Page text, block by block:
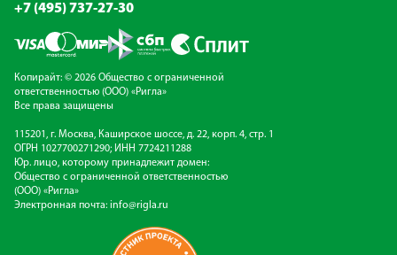
+7 (495) 737-27-30
Копирайт: © 2026 Общество с ограниченной
ответственностью (ООО) «Ригла»
Все права защищены
115201, г. Москва, Каширское шоссе, д. 22, корп. 4, стр. 1
ОГРН 1027700271290; ИНН 7724211288
Юр. лицо, которому принадлежит домен:
Общество с ограниченной ответственностью
(ООО) «Ригла»
Электронная почта: info@rigla.ru